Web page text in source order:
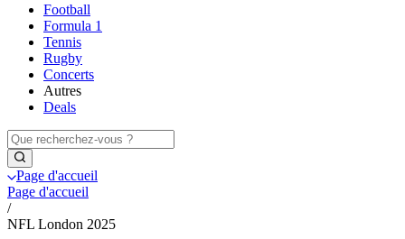
Football
Formula 1
Tennis
Rugby
Concerts
Autres
Deals
Page d'accueil
Page d'accueil
/
NFL London 2025